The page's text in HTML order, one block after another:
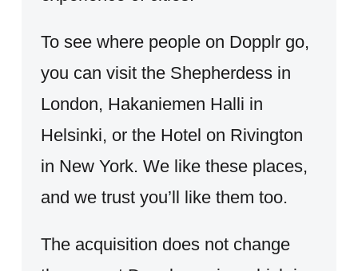
To see where people on Dopplr go,
you can visit the Shepherdess in
London, Hakaniemen Halli in
Helsinki, or the Hotel on Rivington
in New York. We like these places,
and we trust you’ll like them too.
The acquisition does not change